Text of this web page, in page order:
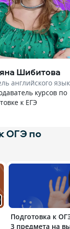
Шибитова
английского
курсов по
к ЕГЭ
ОГЭ по
Подготовка к
3 предмета на